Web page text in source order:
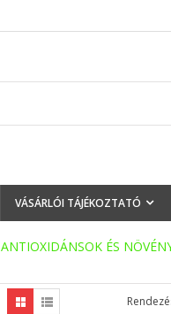
VÁSÁRLÓI TÁJÉKOZTATÓ
ANTIOXIDÁNSOK ÉS